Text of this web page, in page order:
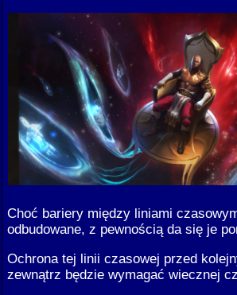
Choć bariery między liniami
odbudowane, z pewnością da się je
Ochrona tej linii czasowej przed
zewnątrz będzie wymagać wiecznej